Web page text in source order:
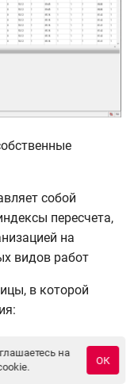
собой
пересчета,
на
видов работ
в которой
работ и
на
ОК